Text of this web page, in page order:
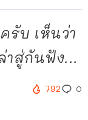
รับ เห็นว่า
าสู่กันฟัง...
792 0